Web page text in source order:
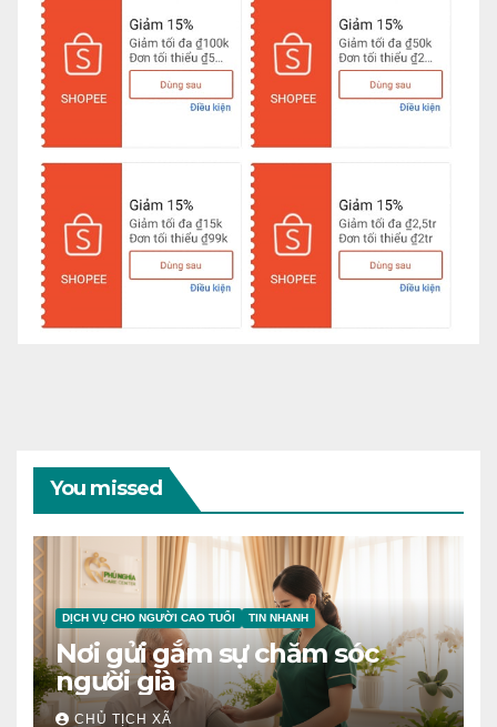
You missed
DỊCH VỤ CHO NGƯỜI CAO TUỔI TIN NHANH
Nơi gửi gắm sự chăm sóc
người già
CHỦ TỊCH XÃ